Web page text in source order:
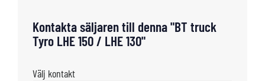
Kontakta säljaren till denna "BT truck
Tyro LHE 150 / LHE 130"
Välj kontakt